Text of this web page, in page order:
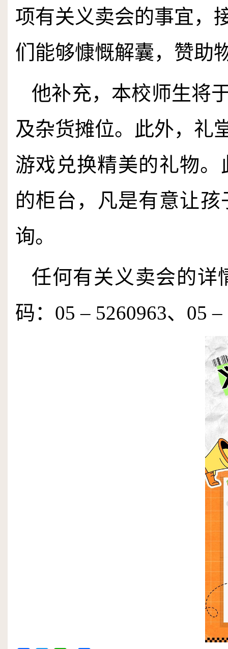
项有关义卖会的事宜，
们能够慷慨解囊，赞助
他补充，本校师生将
及杂货摊位。此外，礼
游戏兑换精美的礼物
的柜台，凡是有意让
询。
任何有关义卖会的详
码： 05 – 5260963、 05 –